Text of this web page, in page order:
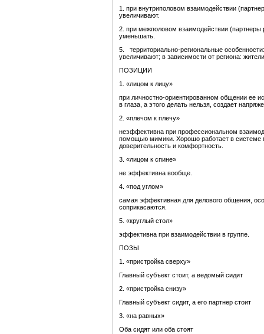
1. при внутриполовом взаимодействии
увеличивают.
2. при межполовом взаимодействии
уменьшать.
5. территориально-региональные
увеличивают; в зависимости от региона:
ПОЗИЦИИ
1. «лицом к лицу»
при личностно-ориентированном общении ее
в глаза, а этого делать нельзя, создает
2. «плечом к плечу»
неэффективна при профессиональном
помощью мимики. Хорошо работает в системе
доверительность и комфортность.
3. «лицом к спине»
не эффективна вообще.
4. «под углом»
самая эффективная для делового общения,
соприкасаются.
5. «круглый стол»
эффективна при взаимодействии в группе.
ПОЗЫ
1. «пристройка сверху»
Главный субъект стоит, а ведомый сидит
2. «пристройка снизу»
Главный субъект сидит, а его партнер стоит
3. «на равных»
Оба сидят или оба стоят